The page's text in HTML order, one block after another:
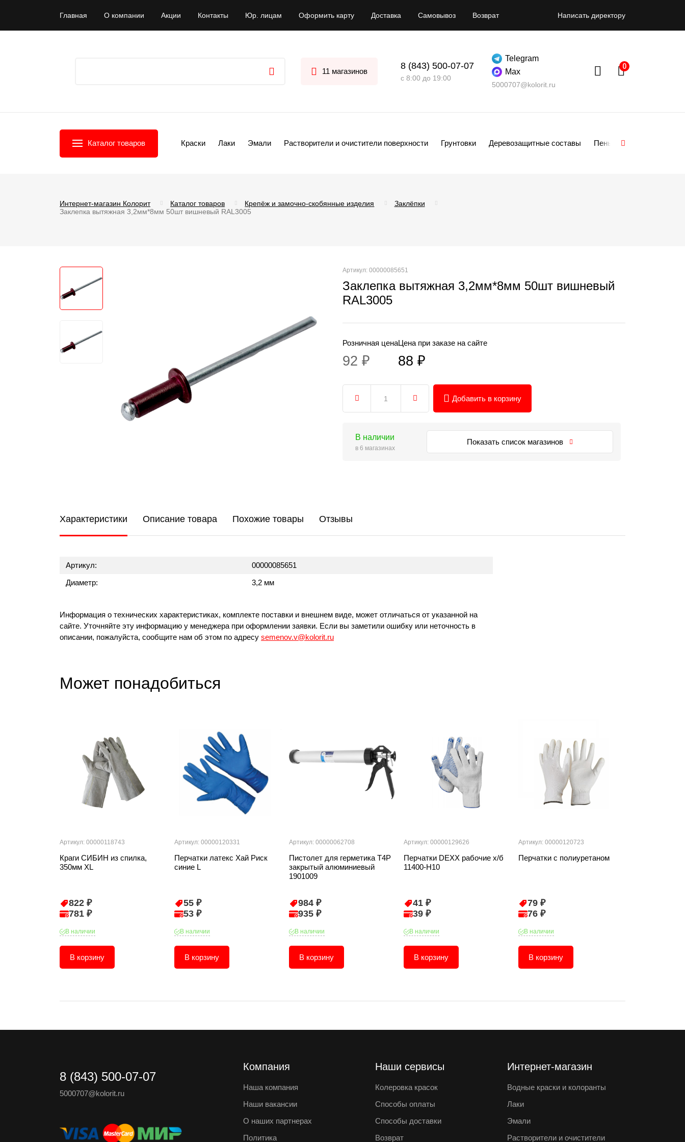
Главная О компании Акции Контакты Юр. лицам Оформить карту Доставка Самовывоз Возврат Написать директору
11 магазинов
8 (843) 500-07-07
с 8:00 до 19:00
Telegram
Max
5000707@kolorit.ru
Каталог товаров Краски Лаки Эмали Растворители и очистители поверхности Грунтовки Деревозащитные составы Пены
Интернет-магазин Колорит Каталог товаров Крепёж и замочно-скобянные изделия
Заклёпки
Заклепка вытяжная 3,2мм*8мм 50шт вишневый RAL3005
Артикул: 00000085651
Заклепка вытяжная 3,2мм*8мм 50шт вишневый
RAL3005
Розничная цена
92 ₽
Цена при заказе на сайте
88 ₽
Добавить в корзину
В наличии
в 6 магазинах
Показать список магазинов
Характеристики Описание товара Похожие товары Отзывы
Артикул:
00000085651
Диаметр:
3,2 мм
Информация о технических характеристиках, комплекте поставки и внешнем виде, может отличаться от указанной на
сайте. Уточняйте эту информацию у менеджера при оформлении заявки. Если вы заметили ошибку или неточность в
описании, пожалуйста, сообщите нам об этом по адресу semenov.v@kolorit.ru
Может понадобиться
Артикул: 00000118743
Краги СИБИН из спилка,
350мм XL
822 ₽
781 ₽
В наличии
В корзину
Артикул: 00000120331
Перчатки латекс Хай Риск
синие L
55 ₽
53 ₽
В наличии
В корзину
Артикул: 00000062708
Пистолет для герметика T4P
закрытый алюминиевый
1901009
984 ₽
935 ₽
В наличии
В корзину
Артикул: 00000129626
Перчатки DEXX рабочие х/б
11400-Н10
41 ₽
39 ₽
В наличии
В корзину
Артикул: 00000120723
Перчатки с полиуретаном
79 ₽
76 ₽
В наличии
В корзину
8 (843) 500-07-07
5000707@kolorit.ru
Компания
Наша компания
Наши вакансии
О наших партнерах
Политика
Наши сервисы
Колеровка красок
Способы оплаты
Способы доставки
Возврат
Интернет-магазин
Водные краски и колоранты
Лаки
Эмали
Растворители и очистители